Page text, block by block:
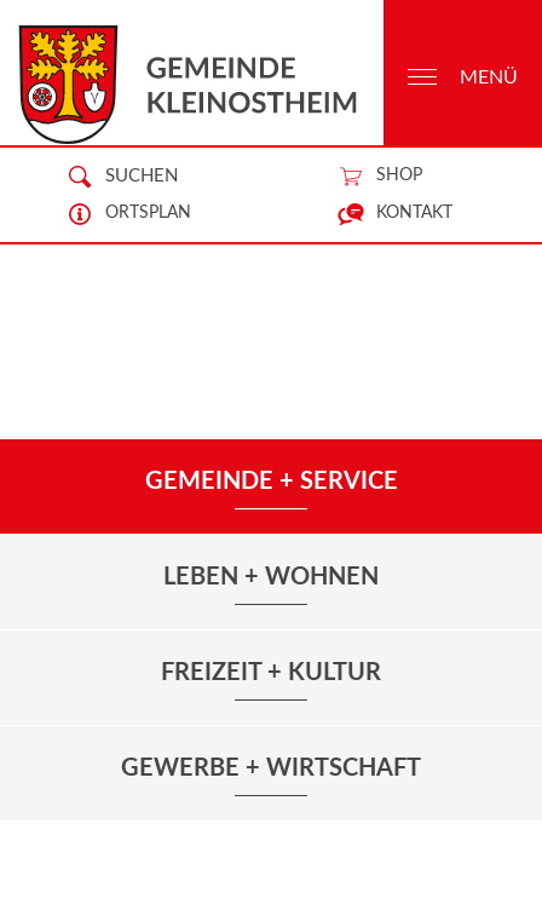
SUCHEN SHOP
ORTSPLAN KONTAKT
MENÜ
GEMEINDE + SERVICE
LEBEN + WOHNEN
FREIZEIT + KULTUR
GEWERBE + WIRTSCHAFT